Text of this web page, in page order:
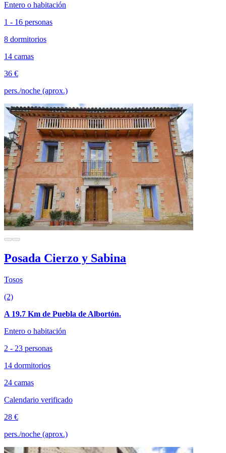
Entero o habitación
1 - 16 personas
8 dormitorios
14 camas
36 €
pers./noche (aprox.)
Posada Cierzo y Sabina
Tosos
(2)
A 19.7 Km de Puebla de Albortón.
Entero o habitación
2 - 23 personas
14 dormitorios
24 camas
Calendario verificado
28 €
pers./noche (aprox.)